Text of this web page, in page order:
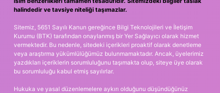
halindedir ve tavsiye niteliği taşımazlar.
Sitemiz, 5651 Sayılı Kanun gereğince Bilgi Teknolojileri ve İletişim
Kurumu (BTK) tarafından onaylanmış bir Yer Sağlayıcı olarak hizmet
vermektedir. Bu nedenle, sitedeki içerikleri proaktif olarak denetleme
veya araştırma yükümlülüğümüz bulunmamaktadır. Ancak, üyelerimiz
yazdıkları içeriklerin sorumluluğunu taşımakta olup, siteye üye olarak
bu sorumluluğu kabul etmiş sayılırlar.
Hukuka ve yasal düzenlemelere aykırı olduğunu düşündüğünüz